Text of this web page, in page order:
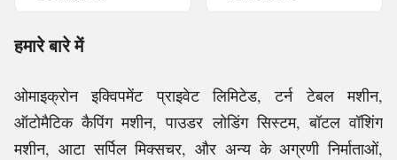
हमारे बारे में
ओमाइक्रोन इक्विपमेंट प्राइवेट लिमिटेड, टर्न टेबल मशीन,
ऑटोमैटिक कैपिंग मशीन, पाउडर लोडिंग सिस्टम, बॉटल वॉशिंग
मशीन, आटा सर्पिल मिक्सचर, और अन्य के अग्रणी निर्माताओं,